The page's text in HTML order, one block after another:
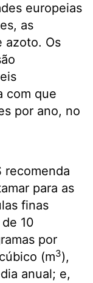
europeias
as
azoto. Os
com que
por ano, no
recomenda
para as
finas
10
por
(m3),
anual; e,